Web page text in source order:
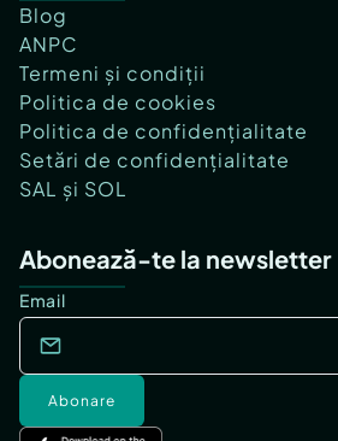
Blog
ANPC
Termeni și condiții
Politica de cookies
Politica de confidențialitate
Setări de confidențialitate
SAL și SOL
Abonează-te la newsletter
Email
Abonare